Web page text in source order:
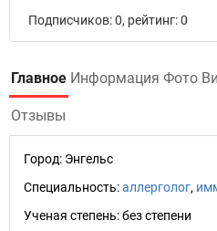
Подписчиков: 0, рейтинг: 0
Главное Информация Фото
Отзывы
Город: Энгельс
Специальность:аллерголог,
Ученая степень:без степени